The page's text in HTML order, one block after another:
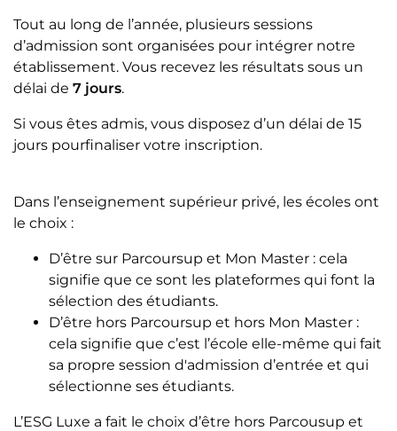
Tout au long de l’année, plusieurs sessions
d’admission sont organisées pour intégrer notre
établissement. Vous recevez les résultats sous un
délai de 7 jours.
Si vous êtes admis, vous disposez d’un délai de 15
jours pourfinaliser votre inscription.
Dans l’enseignement supérieur privé, les écoles ont
le choix :
D’être sur Parcoursup et Mon Master : cela
signifie que ce sont les plateformes qui font la
sélection des étudiants.
D’être hors Parcoursup et hors Mon Master :
cela signifie que c’est l’école elle-même qui fait
sa propre session d'admission d’entrée et qui
sélectionne ses étudiants.
L’ESG Luxe a fait le choix d’être hors Parcousup et